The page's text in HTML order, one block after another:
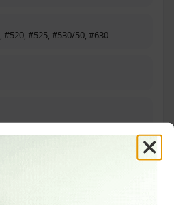
#520, #525, #530/50, #630
kan værktøjet bruges til?